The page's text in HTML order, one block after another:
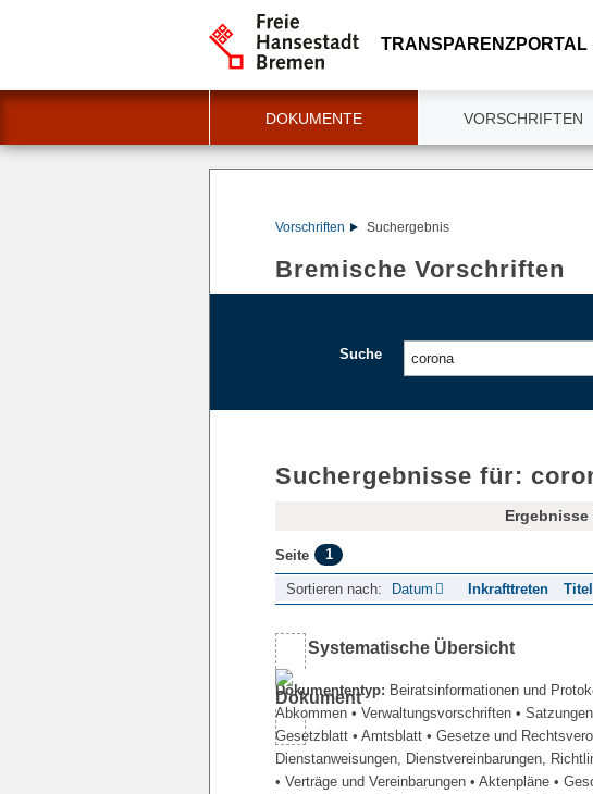
TRANSPARENZPORTAL
DOKUMENTE VORSCHRIFTEN
Vorschriften Suchergebnis
Bremische Vorschriften
Suche
Suchergebnisse für:
Ergebnisse
Seite 1
Sortieren nach: Datum Inkrafttreten Titel
Systematische Übersicht
Dokumententyp: Beiratsinformationen und
Abkommen • Verwaltungsvorschriften • Satzungen
Gesetzblatt • Amtsblatt • Gesetze und
Dienstanweisungen, Dienstvereinbarungen,
• Verträge und Vereinbarungen • Aktenpläne •